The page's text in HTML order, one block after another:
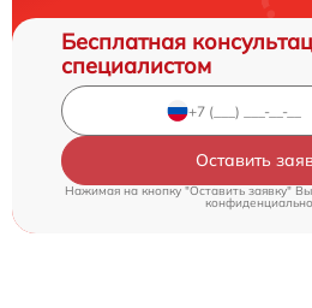
Бесплатная
специалистом
Оставить
Нажимая на кнопку "Оставить заявку"